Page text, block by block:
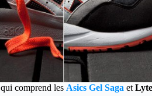
qui comprend les Asics Gel Saga et